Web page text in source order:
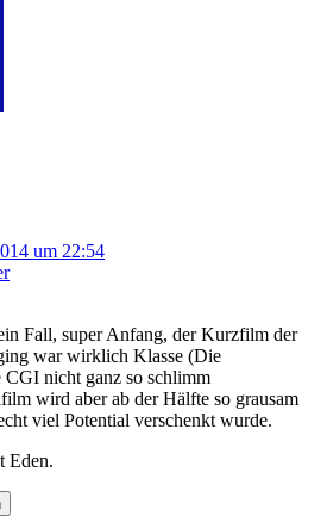
um 22:54
Fall, super Anfang, der Kurzfilm der
war wirklich Klasse (Die
CGI nicht ganz so schlimm
wird aber ab der Hälfte so grausam
viel Potential verschenkt wurde.
Eden.